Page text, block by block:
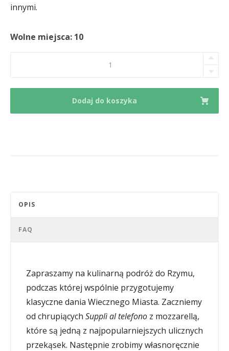
innymi.
Wolne miejsca: 10
–
Wiecznego
Dodaj do koszyka
OPIS
FAQ
Zapraszamy na kulinarną podróż do Rzymu,
podczas której wspólnie przygotujemy
klasyczne dania Wiecznego Miasta. Zaczniemy
od chrupiących Supplì al telefono z mozzarellą,
które są jedną z najpopularniejszych ulicznych
przekąsek. Następnie zrobimy własnoręcznie